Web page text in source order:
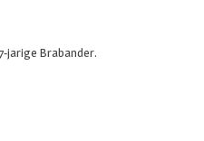
jarige Brabander.